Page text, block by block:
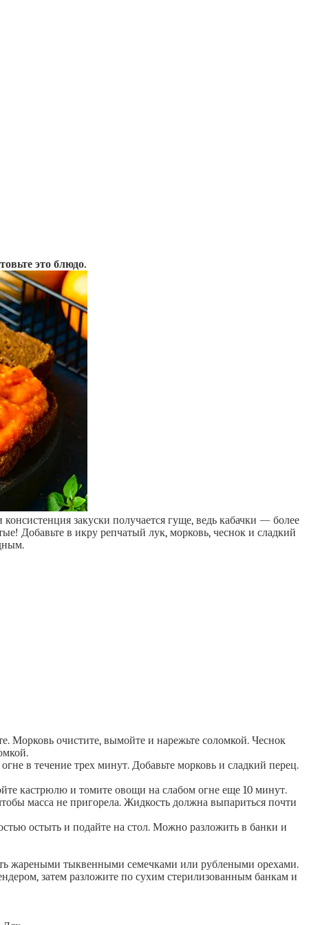
это блюдо.
закуски получается гуще, ведь кабачки — более
Добавьте в икру репчатый лук, морковь, чеснок и сладкий
Морковь очистите, вымойте и нарежьте соломкой. Чеснок
в течение трех минут. Добавьте морковь и сладкий перец.
кастрюлю и томите овощи на слабом огне еще 10 минут.
масса не пригорела. Жидкость должна выпариться почти
остыть и подайте на стол. Можно разложить в банки и
жареными тыквенными семечками или рублеными орехами.
затем разложите по сухим стерилизованным банкам и